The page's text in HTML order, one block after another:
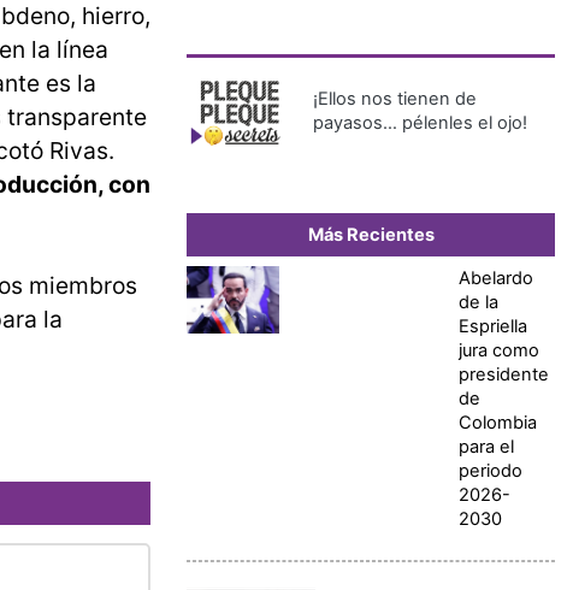
hierro,
la línea
es la
transparente
Rivas.
con
miembros
la
¡Ellos nos tienen de
payasos… pélenles el ojo!
Más Recientes
Abelardo
de la
Espriella
jura como
presidente
de
Colombia
para el
periodo
2026-
2030